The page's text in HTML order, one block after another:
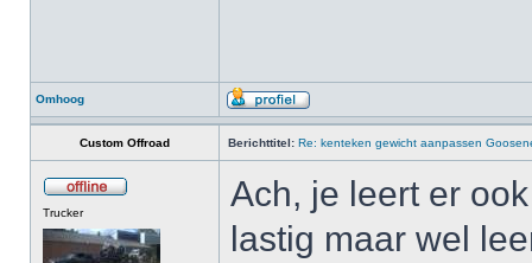
Omhoog
Custom Offroad Berichttitel: Re: kenteken gewicht aanpassen
Trucker
Ach, je leert er
lastig maar wel